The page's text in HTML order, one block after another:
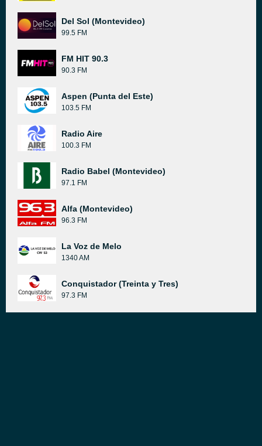
Del Sol (Montevideo)
99.5 FM
FM HIT 90.3
90.3 FM
Aspen (Punta del Este)
103.5 FM
Radio Aire
100.3 FM
Radio Babel (Montevideo)
97.1 FM
Alfa (Montevideo)
96.3 FM
La Voz de Melo
1340 AM
Conquistador (Treinta y Tres)
97.3 FM